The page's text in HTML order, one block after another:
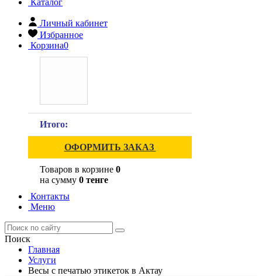
Каталог
Личный кабинет
Избранное
Корзина0
Итого:
ОФОРМИТЬ ЗАКАЗ
Товаров в корзине 0
на сумму 0 тенге
Контакты
Меню
Поиск
Главная
Услуги
Весы с печатью этикеток в Актау